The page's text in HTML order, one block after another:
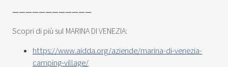
————————————
Scopri di più sul MARINA DI VENEZIA:
https://www.aidda.org/aziende/marina-di-venezia-
camping-village/